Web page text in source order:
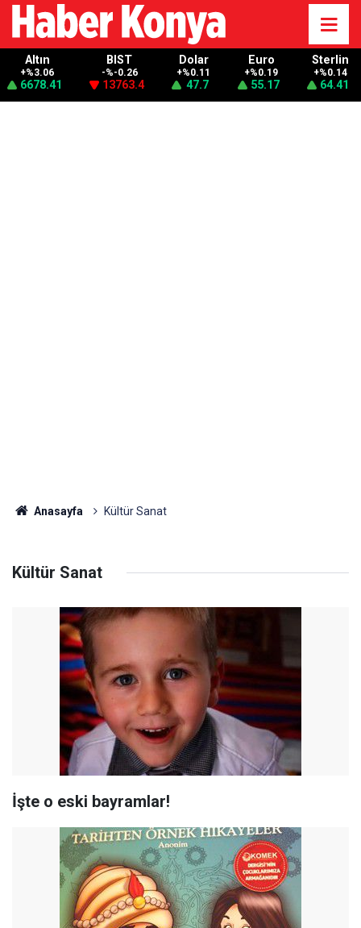
Altın
+%3.06
6678.41
BIST
-%-0.26
13763.4
Dolar
+%0.11
47.7
Euro
+%0.19
55.17
Sterlin
+%0.14
64.41
Anasayfa Kültür Sanat
Kültür Sanat
İşte o eski bayramlar!